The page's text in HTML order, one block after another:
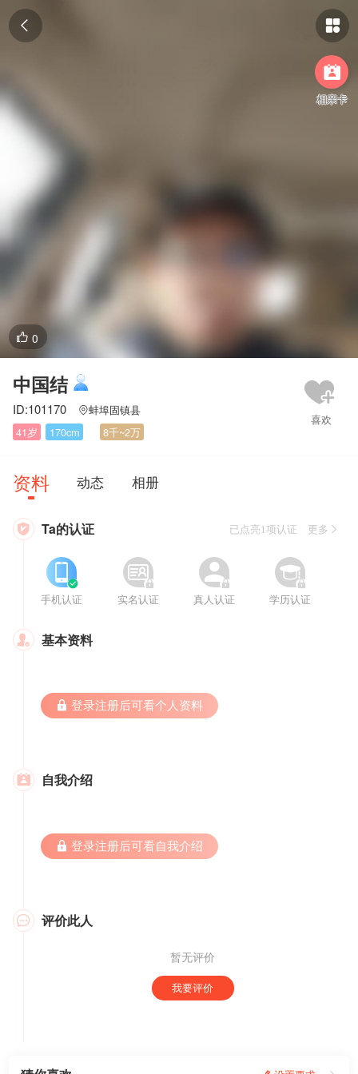
 

相亲卡
 0
中国结
ID:101170 蚌埠固镇县
41岁
170cm 8千~2万
资料 动态 相册
 Ta的认证 已点亮1项认证 更多

手机认证


实名认证


真人认证


学历认证
 基本资料
 登录注册后可看个人资料
 自我介绍
 登录注册后可看自我介绍
 评价此人
暂无评价
我要评价